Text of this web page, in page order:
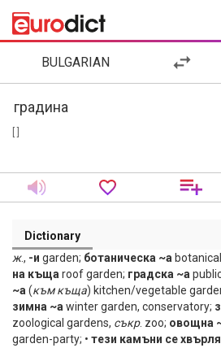
BULGARIAN
Dictionary
ж., -и garden; ботаническа ~а
на къща roof garden; градска ~а
~а (към къща) kitchen/vegetable
зимна ~а winter garden, conservatory;
zoological gardens, съкр. zoo; овощна
garden-party; • тези камъни се